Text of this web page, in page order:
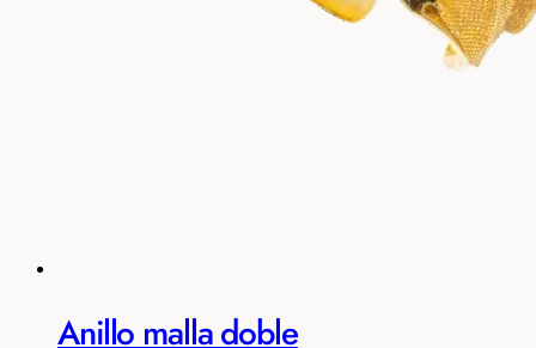
Anillo malla doble